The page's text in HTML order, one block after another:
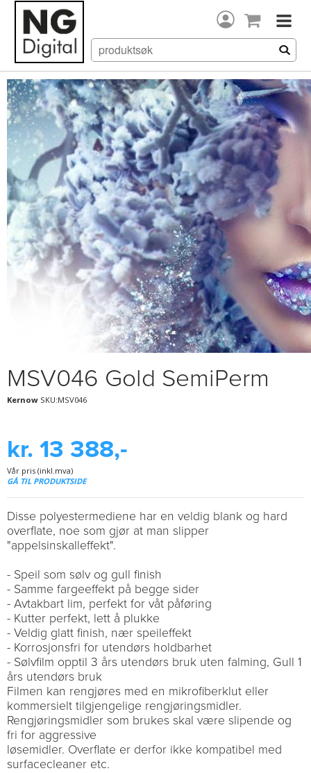
MSV046 Gold SemiPerm
Kernow SKU:MSV046
kr. 13 388,-
Vår pris (inkl.mva)
GÅ TIL PRODUKTSIDE
Disse polyestermediene har en veldig blank og hard
overflate, noe som gjør at man slipper
"appelsinskalleffekt".
- Speil som sølv og gull finish
- Samme fargeeffekt på begge sider
- Avtakbart lim, perfekt for våt påføring
- Kutter perfekt, lett å plukke
- Veldig glatt finish, nær speileffekt
- Korrosjonsfri for utendørs holdbarhet
- Sølvfilm opptil 3 års utendørs bruk uten falming, Gull 1
års utendørs bruk
Filmen kan rengjøres med en mikrofiberklut eller
kommersielt tilgjengelige rengjøringsmidler.
Rengjøringsmidler som brukes skal være slipende og
fri for aggressive
løsemidler. Overflate er derfor ikke kompatibel med
surfacecleaner etc.